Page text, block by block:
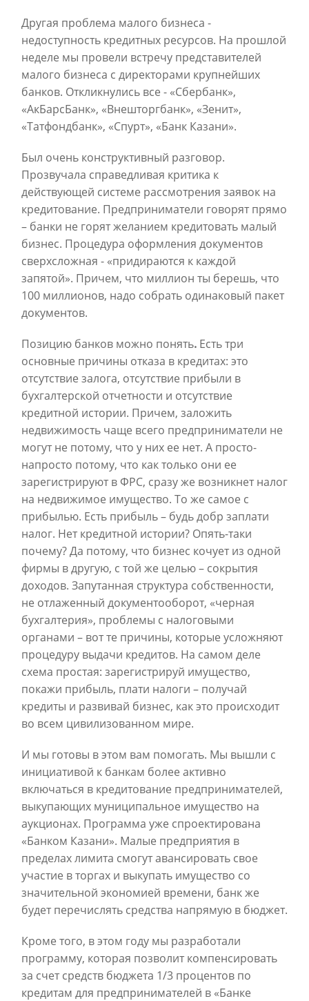
Другая проблема малого бизнеса -
недоступность кредитных ресурсов. На прошлой
неделе мы провели встречу представителей
малого бизнеса с директорами крупнейших
банков. Откликнулись все - «Сбербанк»,
«АкБарсБанк», «Внешторгбанк», «Зенит»,
«Татфондбанк», «Спурт», «Банк Казани».
Был очень конструктивный разговор.
Прозвучала справедливая критика к
действующей системе рассмотрения заявок на
кредитование. Предприниматели говорят прямо
– банки не горят желанием кредитовать малый
бизнес. Процедура оформления документов
сверхсложная - «придираются к каждой
запятой». Причем, что миллион ты берешь, что
100 миллионов, надо собрать одинаковый пакет
документов.
Позицию банков можно понять. Есть три
основные причины отказа в кредитах: это
отсутствие залога, отсутствие прибыли в
бухгалтерской отчетности и отсутствие
кредитной истории. Причем, заложить
недвижимость чаще всего предприниматели не
могут не потому, что у них ее нет. А просто-
напросто потому, что как только они ее
зарегистрируют в ФРС, сразу же возникнет налог
на недвижимое имущество. То же самое с
прибылью. Есть прибыль – будь добр заплати
налог. Нет кредитной истории? Опять-таки
почему? Да потому, что бизнес кочует из одной
фирмы в другую, с той же целью – сокрытия
доходов. Запутанная структура собственности,
не отлаженный документооборот, «черная
бухгалтерия», проблемы с налоговыми
органами – вот те причины, которые усложняют
процедуру выдачи кредитов. На самом деле
схема простая: зарегистрируй имущество,
покажи прибыль, плати налоги – получай
кредиты и развивай бизнес, как это происходит
во всем цивилизованном мире.
И мы готовы в этом вам помогать. Мы вышли с
инициативой к банкам более активно
включаться в кредитование предпринимателей,
выкупающих муниципальное имущество на
аукционах. Программа уже спроектирована
«Банком Казани». Малые предприятия в
пределах лимита смогут авансировать свое
участие в торгах и выкупать имущество со
значительной экономией времени, банк же
будет перечислять средства напрямую в бюджет.
Кроме того, в этом году мы разработали
программу, которая позволит компенсировать
за счет средств бюджета 1/3 процентов по
кредитам для предпринимателей в «Банке